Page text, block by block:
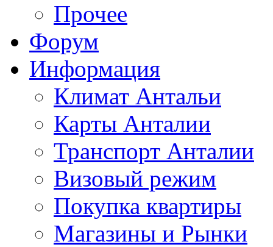
Прочее
Форум
Информация
Климат Антальи
Карты Анталии
Транспорт Анталии
Визовый режим
Покупка квартиры
Магазины и Рынки